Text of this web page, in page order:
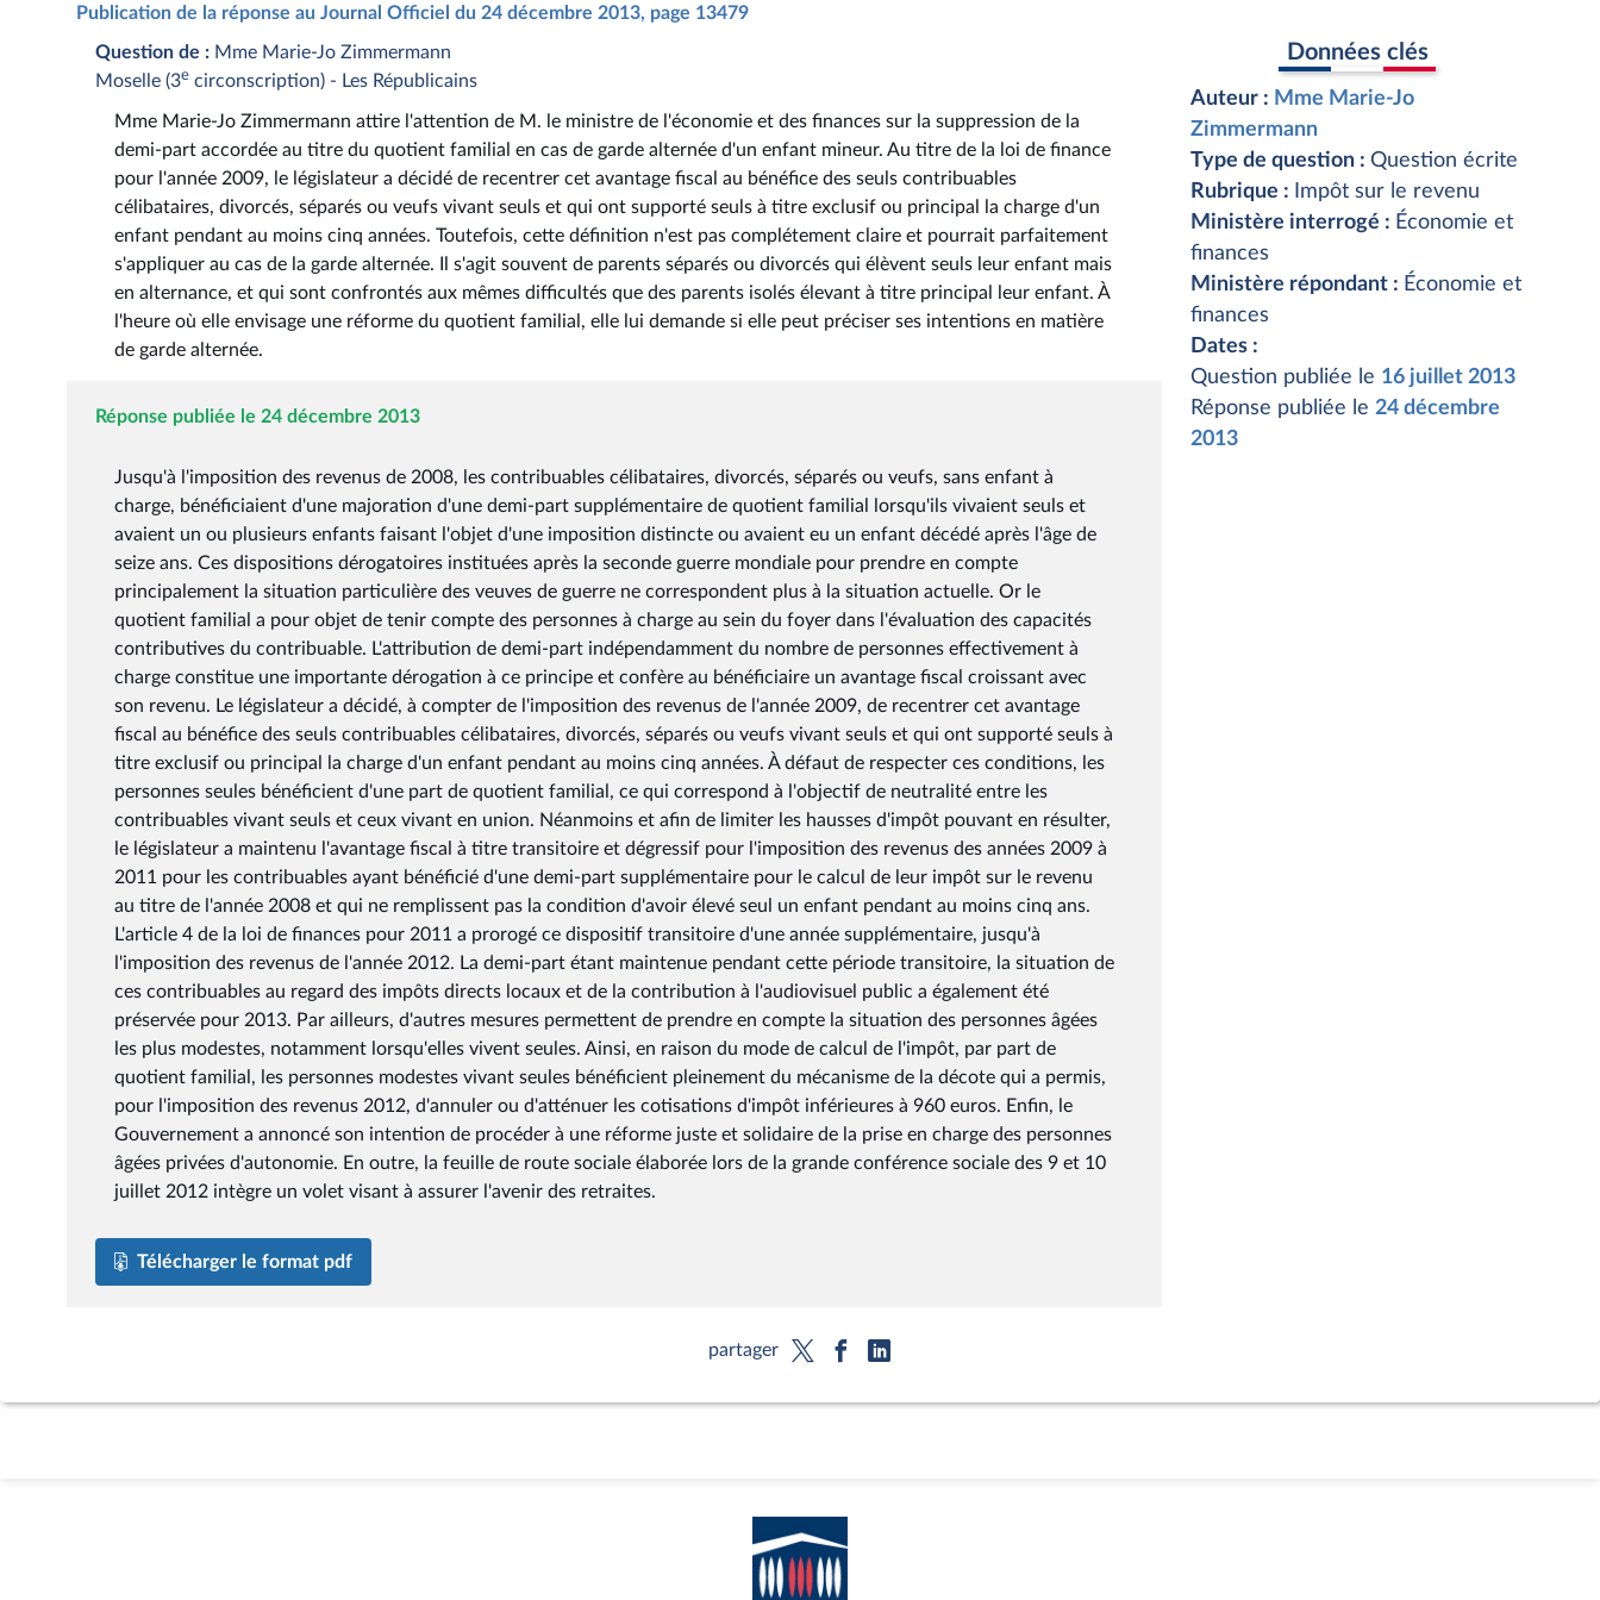
Publication de la réponse au Journal Officiel du 24 décembre 2013, page 13479
Question de : Mme Marie-Jo Zimmermann
Moselle (3e circonscription) - Les Républicains
Mme Marie-Jo Zimmermann attire l'attention de M. le ministre de l'économie et des finances sur la suppression de la
demi-part accordée au titre du quotient familial en cas de garde alternée d'un enfant mineur. Au titre de la loi de finance
pour l'année 2009, le législateur a décidé de recentrer cet avantage fiscal au bénéfice des seuls contribuables
célibataires, divorcés, séparés ou veufs vivant seuls et qui ont supporté seuls à titre exclusif ou principal la charge d'un
enfant pendant au moins cinq années. Toutefois, cette définition n'est pas complétement claire et pourrait parfaitement
s'appliquer au cas de la garde alternée. Il s'agit souvent de parents séparés ou divorcés qui élèvent seuls leur enfant mais
en alternance, et qui sont confrontés aux mêmes difficultés que des parents isolés élevant à titre principal leur enfant. À
l'heure où elle envisage une réforme du quotient familial, elle lui demande si elle peut préciser ses intentions en matière
de garde alternée.
Réponse publiée le 24 décembre 2013
Jusqu'à l'imposition des revenus de 2008, les contribuables célibataires, divorcés, séparés ou veufs, sans enfant à
charge, bénéficiaient d'une majoration d'une demi-part supplémentaire de quotient familial lorsqu'ils vivaient seuls et
avaient un ou plusieurs enfants faisant l'objet d'une imposition distincte ou avaient eu un enfant décédé après l'âge de
seize ans. Ces dispositions dérogatoires instituées après la seconde guerre mondiale pour prendre en compte
principalement la situation particulière des veuves de guerre ne correspondent plus à la situation actuelle. Or le
quotient familial a pour objet de tenir compte des personnes à charge au sein du foyer dans l'évaluation des capacités
contributives du contribuable. L'attribution de demi-part indépendamment du nombre de personnes effectivement à
charge constitue une importante dérogation à ce principe et confère au bénéficiaire un avantage fiscal croissant avec
son revenu. Le législateur a décidé, à compter de l'imposition des revenus de l'année 2009, de recentrer cet avantage
fiscal au bénéfice des seuls contribuables célibataires, divorcés, séparés ou veufs vivant seuls et qui ont supporté seuls à
titre exclusif ou principal la charge d'un enfant pendant au moins cinq années. À défaut de respecter ces conditions, les
personnes seules bénéficient d'une part de quotient familial, ce qui correspond à l'objectif de neutralité entre les
contribuables vivant seuls et ceux vivant en union. Néanmoins et afin de limiter les hausses d'impôt pouvant en résulter,
le législateur a maintenu l'avantage fiscal à titre transitoire et dégressif pour l'imposition des revenus des années 2009 à
2011 pour les contribuables ayant bénéficié d'une demi-part supplémentaire pour le calcul de leur impôt sur le revenu
au titre de l'année 2008 et qui ne remplissent pas la condition d'avoir élevé seul un enfant pendant au moins cinq ans.
L'article 4 de la loi de finances pour 2011 a prorogé ce dispositif transitoire d'une année supplémentaire, jusqu'à
l'imposition des revenus de l'année 2012. La demi-part étant maintenue pendant cette période transitoire, la situation de
ces contribuables au regard des impôts directs locaux et de la contribution à l'audiovisuel public a également été
préservée pour 2013. Par ailleurs, d'autres mesures permettent de prendre en compte la situation des personnes âgées
les plus modestes, notamment lorsqu'elles vivent seules. Ainsi, en raison du mode de calcul de l'impôt, par part de
quotient familial, les personnes modestes vivant seules bénéficient pleinement du mécanisme de la décote qui a permis,
pour l'imposition des revenus 2012, d'annuler ou d'atténuer les cotisations d'impôt inférieures à 960 euros. Enfin, le
Gouvernement a annoncé son intention de procéder à une réforme juste et solidaire de la prise en charge des personnes
âgées privées d'autonomie. En outre, la feuille de route sociale élaborée lors de la grande conférence sociale des 9 et 10
juillet 2012 intègre un volet visant à assurer l'avenir des retraites.
Télécharger le format pdf
Données clés
Auteur : Mme Marie-Jo
Zimmermann
Type de question : Question écrite
Rubrique :
Impôt sur le revenu
Ministère interrogé : Économie et
finances
Ministère répondant : Économie et
finances
Dates :
Question publiée le 16 juillet 2013
Réponse publiée le 24 décembre
2013
partager